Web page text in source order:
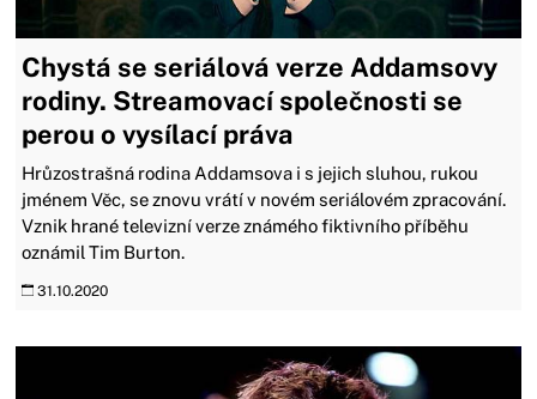
Chystá se seriálová verze Addamsovy
rodiny. Streamovací společnosti se
perou o vysílací práva
Hrůzostrašná rodina Addamsova i s jejich sluhou, rukou
jménem Věc, se znovu vrátí v novém seriálovém zpracování.
Vznik hrané televizní verze známého fiktivního příběhu
oznámil Tim Burton.
31.10.2020